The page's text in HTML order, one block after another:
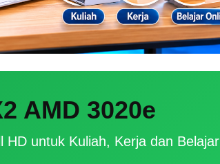
AMD 3020e
untuk Kuliah, Kerja dan Belajar